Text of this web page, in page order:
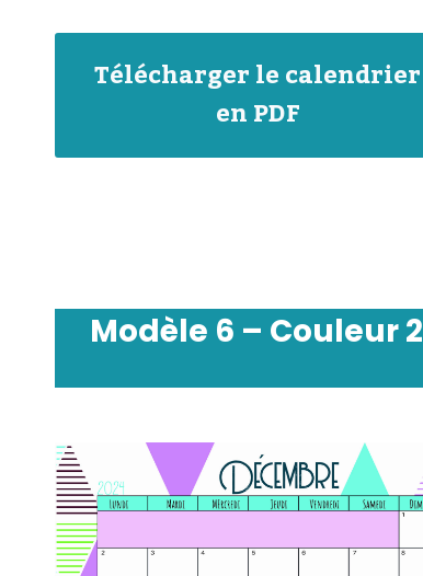
Télécharger le calendrier
en PDF
Modèle 6 – Couleur2